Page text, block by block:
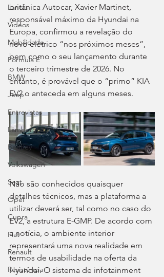
Lancia
Videos
Mobilidade
Fórmula E
BMW
Jeep
Entrevistas
Lamborghini
Bentley
Volkswagen
Seat
Opel
Cupra
Fiat
Renault
Resistência
britânica Autocar, Xavier Martinet,
responsável máximo da Hyundai na
Europa, confirmou a revelação do
novo elétrico “nos próximos meses”,
bem como o seu lançamento durante
o terceiro trimestre de 2026. No
entanto, é provável que o “primo” KIA
EV2 o anteceda em alguns meses.
Não são conhecidos quaisquer
detalhes técnicos, mas a plataforma a
utilizar deverá ser, tal como no caso do
EV2, a estrutura E-GMP. De acordo com
a notícia, o ambiente interior
representará uma nova realidade em
termos de usabilidade na oferta da
Hyundai. O sistema de infotainment